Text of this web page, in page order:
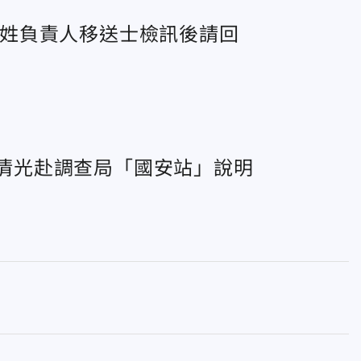
負責人移送士檢訊後請回
赴調查局「國安站」說明